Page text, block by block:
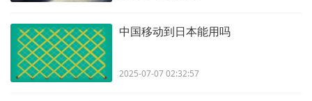
中国移动到日本能用吗
2025-07-07 02:32:57